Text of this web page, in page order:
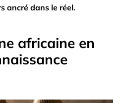
ancré dans le réel.
africaine en